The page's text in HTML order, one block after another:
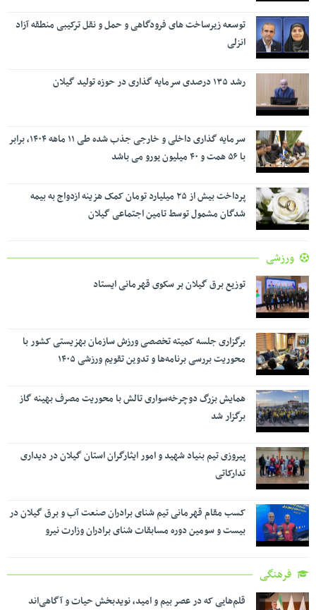
توسعه زیرساخت های فرودگاهی و حمل و نقل ترکیبی منطقه آزاد
انزلی
رشد ۱۳۵ درصدی سرمایه گذاری در حوزه تولید گیلان
سرمایه گذاری داخلی و خارجی جذب شده طی ۱۱ ماهه ۱۴۰۴، برابر
با ۵۶ همت و ۴۰ میلیون یورو می باشد
پرداخت بیش از ۲۵ میلیارد تومان کمک هزینه ازدواج به بیمه
شدگان مشمول توسط تامین اجتماعی گیلان
ورزشی
توزیع برق گیلان بر سکوی قهرمانی ایستاد
برگزاری جلسه کمیته تخصصی ورزش سازمان بهزیستی کشور با
محوریت بررسی برنامه‌ها و تدوین تقویم ورزشی ۱۴۰۵
همایش بزرگ دوچرخه‌سواری تالش با محوریت مصرف بهینه گاز
برگزار شد
پیروزی تیم بنیاد شهید و امور ایثارگران استان گیلان در دیداری
تدارکاتی
کسب مقام قهرمانی تیم شنای برادران صنعت آب و برق گیلان در
بیست و سومین دوره مسابقات شنای برادران وزارت نیرو
فرهنگی
قلم‌هایی که در عصر بیم و امید، نویدبخش حیات و آگاهی‌اند